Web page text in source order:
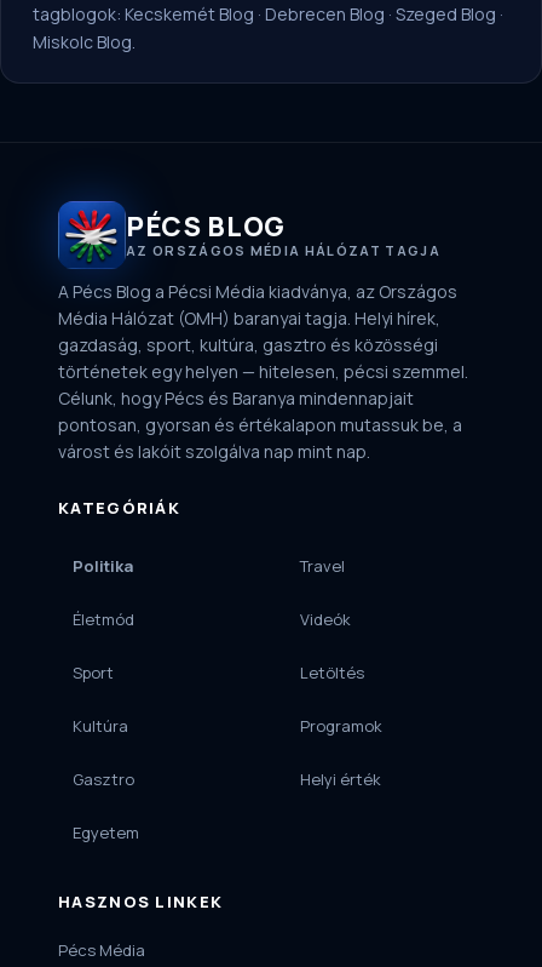
tagblogok: Kecskemét Blog · Debrecen Blog · Szeged Blog ·
Miskolc Blog.
PÉCS BLOG
AZ ORSZÁGOS MÉDIA HÁLÓZAT TAGJA
A Pécs Blog a Pécsi Média kiadványa, az Országos
Média Hálózat (OMH) baranyai tagja. Helyi hírek,
gazdaság, sport, kultúra, gasztro és közösségi
történetek egy helyen — hitelesen, pécsi szemmel.
Célunk, hogy Pécs és Baranya mindennapjait
pontosan, gyorsan és értékalapon mutassuk be, a
várost és lakóit szolgálva nap mint nap.
KATEGÓRIÁK
Politika
Életmód
Sport
Kultúra
Gasztro
Egyetem
Travel
Videók
Letöltés
Programok
Helyi érték
HASZNOS LINKEK
Pécs Média